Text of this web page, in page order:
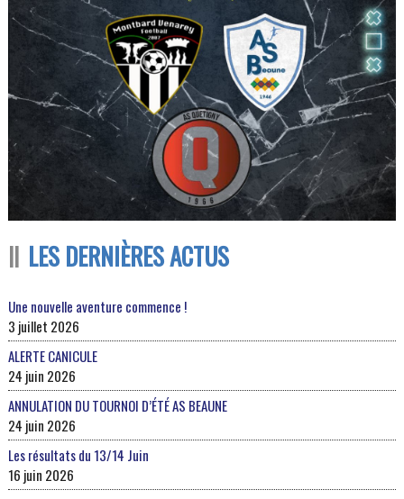
LES DERNIÈRES ACTUS
Une nouvelle aventure commence !
3 juillet 2026
ALERTE CANICULE
24 juin 2026
ANNULATION DU TOURNOI D’ÉTÉ AS BEAUNE
24 juin 2026
Les résultats du 13/14 Juin
16 juin 2026